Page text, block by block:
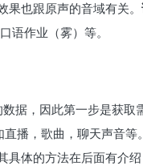
也跟原声的音域有关。
语作业（雾）等。
据，因此第一步是获取
播，歌曲，聊天声音
具体的方法在后面有介